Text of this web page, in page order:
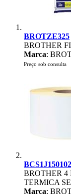
BROTZE325
BROTHER
Marca:
Preço sob consulta
BROTHER 4
TERMICA
Marca: